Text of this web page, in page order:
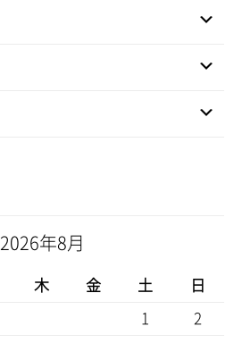
2026年8月
木 金 土 日
1 2